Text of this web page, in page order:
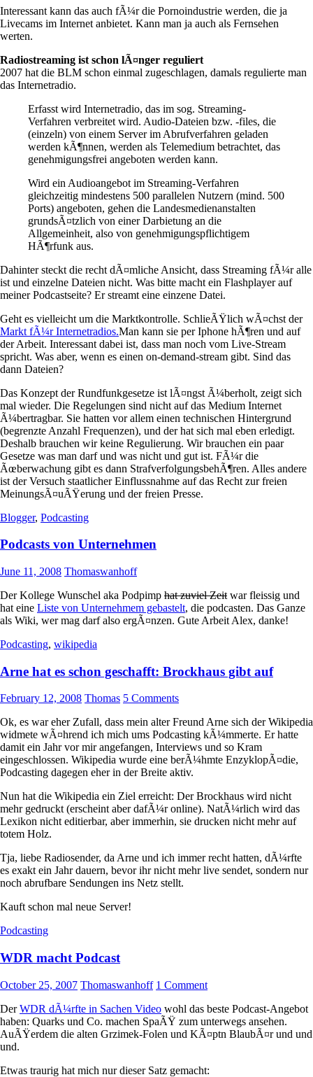
Interessant kann das auch fÃ¼r die Pornoindustrie werden, die ja
Livecams im Internet anbietet. Kann man ja auch als Fernsehen
werten.
Radiostreaming ist schon lÃ¤nger reguliert
2007 hat die BLM schon einmal zugeschlagen, damals regulierte man
das Internetradio.
Erfasst wird Internetradio, das im sog. Streaming-
Verfahren verbreitet wird. Audio-Dateien bzw. -files, die
(einzeln) von einem Server im Abrufverfahren geladen
werden kÃ¶nnen, werden als Telemedium betrachtet, das
genehmigungsfrei angeboten werden kann.
Wird ein Audioangebot im Streaming-Verfahren
gleichzeitig mindestens 500 parallelen Nutzern (mind. 500
Ports) angeboten, gehen die Landesmedienanstalten
grundsÃ¤tzlich von einer Darbietung an die
Allgemeinheit, also von genehmigungspflichtigem
HÃ¶rfunk aus.
Dahinter steckt die recht dÃ¤mliche Ansicht, dass Streaming fÃ¼r alle
ist und einzelne Dateien nicht. Was bitte macht ein Flashplayer auf
meiner Podcastseite? Er streamt eine einzene Datei.
Geht es vielleicht um die Marktkontrolle. SchlieÃŸlich wÃ¤chst der
Markt fÃ¼r Internetradios.Man kann sie per Iphone hÃ¶ren und auf
der Arbeit. Interessant dabei ist, dass man noch vom Live-Stream
spricht. Was aber, wenn es einen on-demand-stream gibt. Sind das
dann Dateien?
Das Konzept der Rundfunkgesetze ist lÃ¤ngst Ã¼berholt, zeigt sich
mal wieder. Die Regelungen sind nicht auf das Medium Internet
Ã¼bertragbar. Sie hatten vor allem einen technischen Hintergrund
(begrenzte Anzahl Frequenzen), und der hat sich mal eben erledigt.
Deshalb brauchen wir keine Regulierung. Wir brauchen ein paar
Gesetze was man darf und was nicht und gut ist. FÃ¼r die
Ãœberwachung gibt es dann StrafverfolgungsbehÃ¶ren. Alles andere
ist der Versuch staatlicher Einflussnahme auf das Recht zur freien
MeinungsÃ¤uÃŸerung und der freien Presse.
Blogger, Podcasting
Podcasts von Unternehmen
June 11, 2008 Thomaswanhoff
Der Kollege Wunschel aka Podpimp hat zuviel Zeit war fleissig und
hat eine Liste von Unternehmem gebastelt, die podcasten. Das Ganze
als Wiki, wer mag darf also ergÃ¤nzen. Gute Arbeit Alex, danke!
Podcasting, wikipedia
Arne hat es schon geschafft: Brockhaus gibt auf
February 12, 2008 Thomas 5 Comments
Ok, es war eher Zufall, dass mein alter Freund Arne sich der Wikipedia
widmete wÃ¤hrend ich mich ums Podcasting kÃ¼mmerte. Er hatte
damit ein Jahr vor mir angefangen, Interviews und so Kram
eingeschlossen. Wikipedia wurde eine berÃ¼hmte EnzyklopÃ¤die,
Podcasting dagegen eher in der Breite aktiv.
Nun hat die Wikipedia ein Ziel erreicht: Der Brockhaus wird nicht
mehr gedruckt (erscheint aber dafÃ¼r online). NatÃ¼rlich wird das
Lexikon nicht editierbar, aber immerhin, sie drucken nicht mehr auf
totem Holz.
Tja, liebe Radiosender, da Arne und ich immer recht hatten, dÃ¼rfte
es exakt ein Jahr dauern, bevor ihr nicht mehr live sendet, sondern nur
noch abrufbare Sendungen ins Netz stellt.
Kauft schon mal neue Server!
Podcasting
WDR macht Podcast
October 25, 2007 Thomaswanhoff 1 Comment
DerWDR dÃ¼rfte in Sachen Video wohl das beste Podcast-Angebot
haben: Quarks und Co. machen SpaÃŸ zum unterwegs ansehen.
AuÃŸerdem die alten Grzimek-Folen und KÃ¤ptn BlaubÃ¤r und und
und.
Etwas traurig hat mich nur dieser Satz gemacht: